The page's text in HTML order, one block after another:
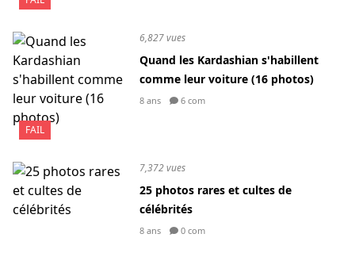
FAIL
6,827 vues
Quand les Kardashian s'habillent
comme leur voiture (16 photos)
8 ans 6 com
7,372 vues
25 photos rares et cultes de
célébrités
8 ans 0 com